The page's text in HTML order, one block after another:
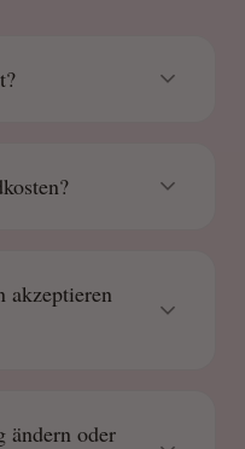
akzeptieren
ändern oder